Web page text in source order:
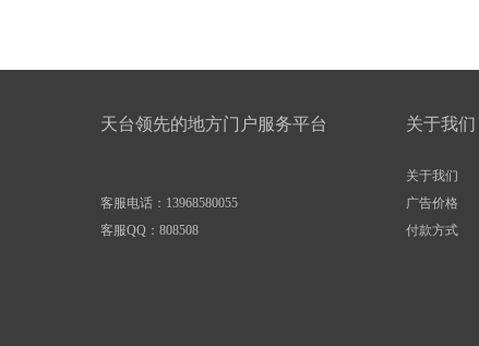
天台领先的地方门户服务平台
客服电话：13968580055
客服QQ： 808508
关于我们
关于我们
广告价格
付款方式